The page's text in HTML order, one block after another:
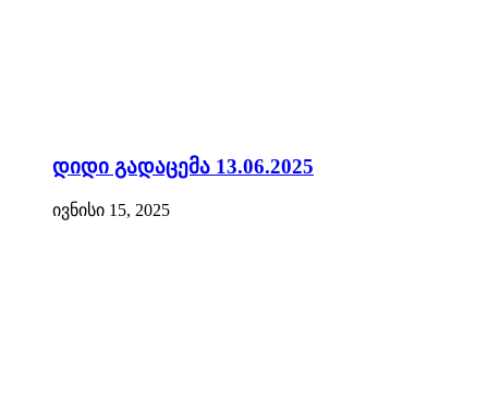
დიდი გადაცემა 13.06.2025
ივნისი 15, 2025